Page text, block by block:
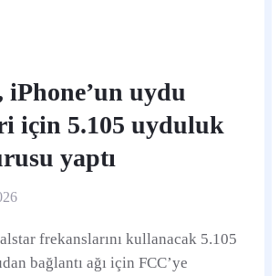
iPhone’un uydu
için 5.105 uyduluk
yaptı
frekanslarını kullanacak 5.105
bağlantı ağı için FCC’ye